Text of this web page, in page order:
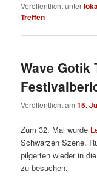
Veröffentlicht unter
Treffen
Wave Gotik
Veröffentlicht am15.
Zum 32. Mal wurde
Schwarzen Szene.
pilgerten wieder in
zu besuchen.